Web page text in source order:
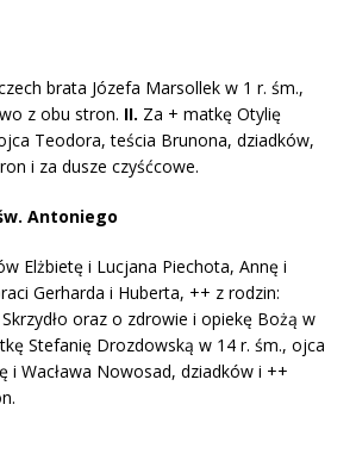
brata Józefa Marsollek w 1 r. śm.,
z obu stron. II. Za + matkę Otylię
Teodora, teścia Brunona, dziadków,
i za dusze czyśćcowe.
Antoniego
Elżbietę i Lucjana Piechota, Annę i
Gerharda i Huberta, ++ z rodzin:
oraz o zdrowie i opiekę Bożą w
Stefanię Drozdowską w 14 r. śm., ojca
i Wacława Nowosad, dziadków i ++